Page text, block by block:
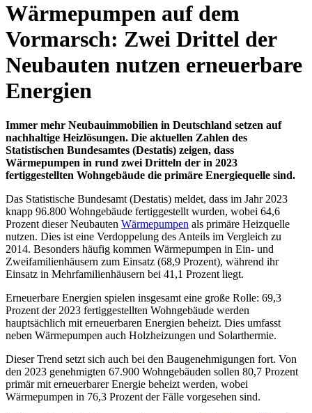
Wärmepumpen auf dem
Vormarsch: Zwei Drittel der
Neubauten nutzen erneuerbare
Energien
Immer mehr Neubauimmobilien in Deutschland setzen auf
nachhaltige Heizlösungen. Die aktuellen Zahlen des
Statistischen Bundesamtes (Destatis) zeigen, dass
Wärmepumpen in rund zwei Dritteln der in 2023
fertiggestellten Wohngebäude die primäre Energiequelle sind.
Das Statistische Bundesamt (Destatis) meldet, dass im Jahr 2023
knapp 96.800 Wohngebäude fertiggestellt wurden, wobei 64,6
Prozent dieser Neubauten Wärmepumpen als primäre Heizquelle
nutzen. Dies ist eine Verdoppelung des Anteils im Vergleich zu
2014. Besonders häufig kommen Wärmepumpen in Ein- und
Zweifamilienhäusern zum Einsatz (68,9 Prozent), während ihr
Einsatz in Mehrfamilienhäusern bei 41,1 Prozent liegt.
Erneuerbare Energien spielen insgesamt eine große Rolle: 69,3
Prozent der 2023 fertiggestellten Wohngebäude werden
hauptsächlich mit erneuerbaren Energien beheizt. Dies umfasst
neben Wärmepumpen auch Holzheizungen und Solarthermie.
Dieser Trend setzt sich auch bei den Baugenehmigungen fort. Von
den 2023 genehmigten 67.900 Wohngebäuden sollen 80,7 Prozent
primär mit erneuerbarer Energie beheizt werden, wobei
Wärmepumpen in 76,3 Prozent der Fälle vorgesehen sind.